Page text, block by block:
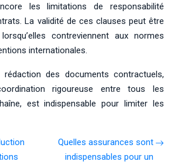
les limitations de responsabilité
La validité de ces clauses peut être
contreviennent aux normes
internationales.
des documents contractuels,
rigoureuse entre tous les
est indispensable pour limiter les
Quelles assurances sont
indispensables pour un